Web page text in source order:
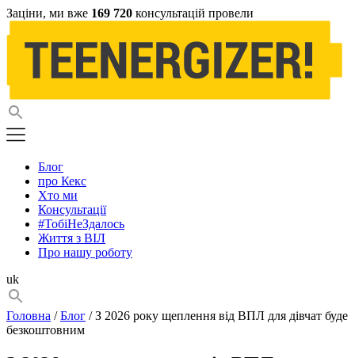
Заціни, ми вже 169 720 консультацій провели
Блог
про Кекс
Хто ми
Консультації
#ТобіНеЗдалось
Життя з ВІЛ
Про нашу роботу
uk
Головна /Блог / З 2026 року щеплення від ВПЛ для дівчат буде
безкоштовним